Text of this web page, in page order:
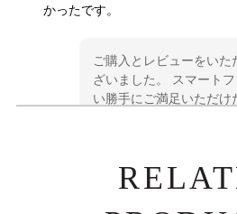
かったです。
ご購入とレビューをいた
ざいました。 スマート
い勝手にご満足いただけ